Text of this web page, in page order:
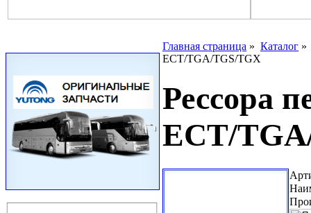
Главная страница » Каталог
ECT/TGA/TGS/TGX
Рессора
ECT/